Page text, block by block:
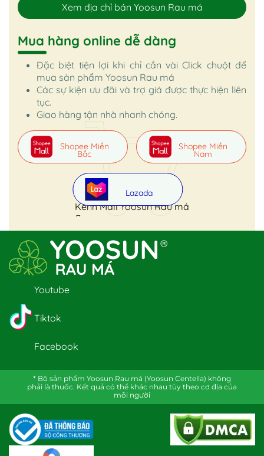
Xem địa chỉ bán Yoosun Rau má
Mua hàng online dễ dàng
Đặc biệt tiện lợi khi chỉ cần vài Click chuột để
mua sản phẩm Yoosun Rau má
Các sự kiện ưu đãi và trợ giá được thực hiện liên
tục.
Giao hàng tận nhà nhanh chóng.
Kênh Mall Yoosun Rau má
Shopee Miền
Bắc
Shopee Miền
Nam
Lazada
Youtube
Tiktok
Facebook
* Bộ sản phẩm Yoosun Rau má (Yoosun Centella) không
phải là thuốc. Kết quả có thể khác nhau tùy theo cơ địa của
mỗi người